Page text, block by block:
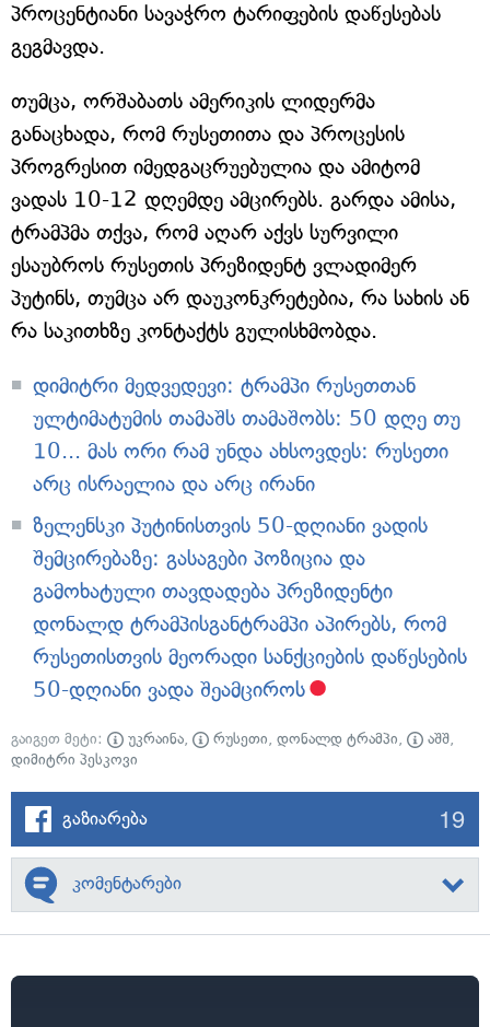
პროცენტიანი სავაჭრო ტარიფების დაწესებას
გეგმავდა.
თუმცა, ორშაბათს ამერიკის ლიდერმა
განაცხადა, რომ რუსეთითა და პროცესის
პროგრესით იმედგაცრუებულია და ამიტომ
ვადას 10-12 დღემდე ამცირებს. გარდა ამისა,
ტრამპმა თქვა, რომ აღარ აქვს სურვილი
ესაუბროს რუსეთის პრეზიდენტ ვლადიმერ
პუტინს, თუმცა არ დაუკონკრეტებია, რა სახის ან
რა საკითხზე კონტაქტს გულისხმობდა.
დიმიტრი მედვედევი: ტრამპი რუსეთთან
ულტიმატუმის თამაშს თამაშობს: 50 დღე თუ
10... მას ორი რამ უნდა ახსოვდეს: რუსეთი
არც ისრაელია და არც ირანი
ზელენსკი პუტინისთვის 50-დღიანი ვადის
შემცირებაზე: გასაგები პოზიცია და
გამოხატული თავდადება პრეზიდენტი
დონალდ ტრამპისგანტრამპი აპირებს, რომ
რუსეთისთვის მეორადი სანქციების დაწესების
50-დღიანი ვადა შეამციროს
გაიგეთ მეტი: უკრაინა, რუსეთი, დონალდ ტრამპი, აშშ,
დიმიტრი პესკოვი
გაზიარება 19
კომენტარები